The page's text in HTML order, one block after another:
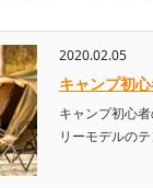
2020.02.05
キャンプ初
キャンプ初心
リーモデルの